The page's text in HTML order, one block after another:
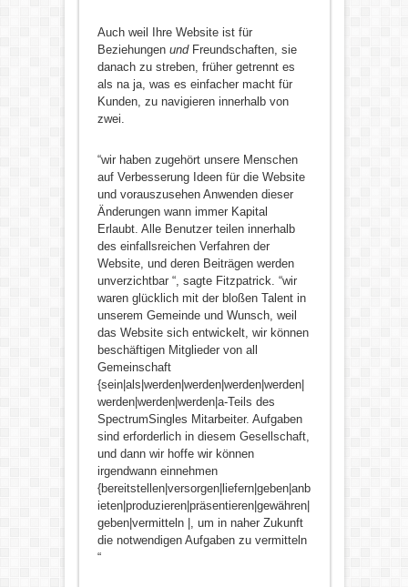
Auch weil Ihre Website ist für
Beziehungen und Freundschaften, sie
danach zu streben, früher getrennt es
als na ja, was es einfacher macht für
Kunden, zu navigieren innerhalb von
zwei.
“wir haben zugehört unsere Menschen
auf Verbesserung Ideen für die Website
und vorauszusehen Anwenden dieser
Änderungen wann immer Kapital
Erlaubt. Alle Benutzer teilen innerhalb
des einfallsreichen Verfahren der
Website, und deren Beiträgen werden
unverzichtbar “, sagte Fitzpatrick. “wir
waren glücklich mit der bloßen Talent in
unserem Gemeinde und Wunsch, weil
das Website sich entwickelt, wir können
beschäftigen Mitglieder von all
Gemeinschaft
{sein|als|werden|werden|werden|werden|
werden|werden|werden|a-Teils des
SpectrumSingles Mitarbeiter. Aufgaben
sind erforderlich in diesem Gesellschaft,
und dann wir hoffe wir können
irgendwann einnehmen
{bereitstellen|versorgen|liefern|geben|anb
ieten|produzieren|präsentieren|gewähren|
geben|vermitteln |, um in naher Zukunft
die notwendigen Aufgaben zu vermitteln
“